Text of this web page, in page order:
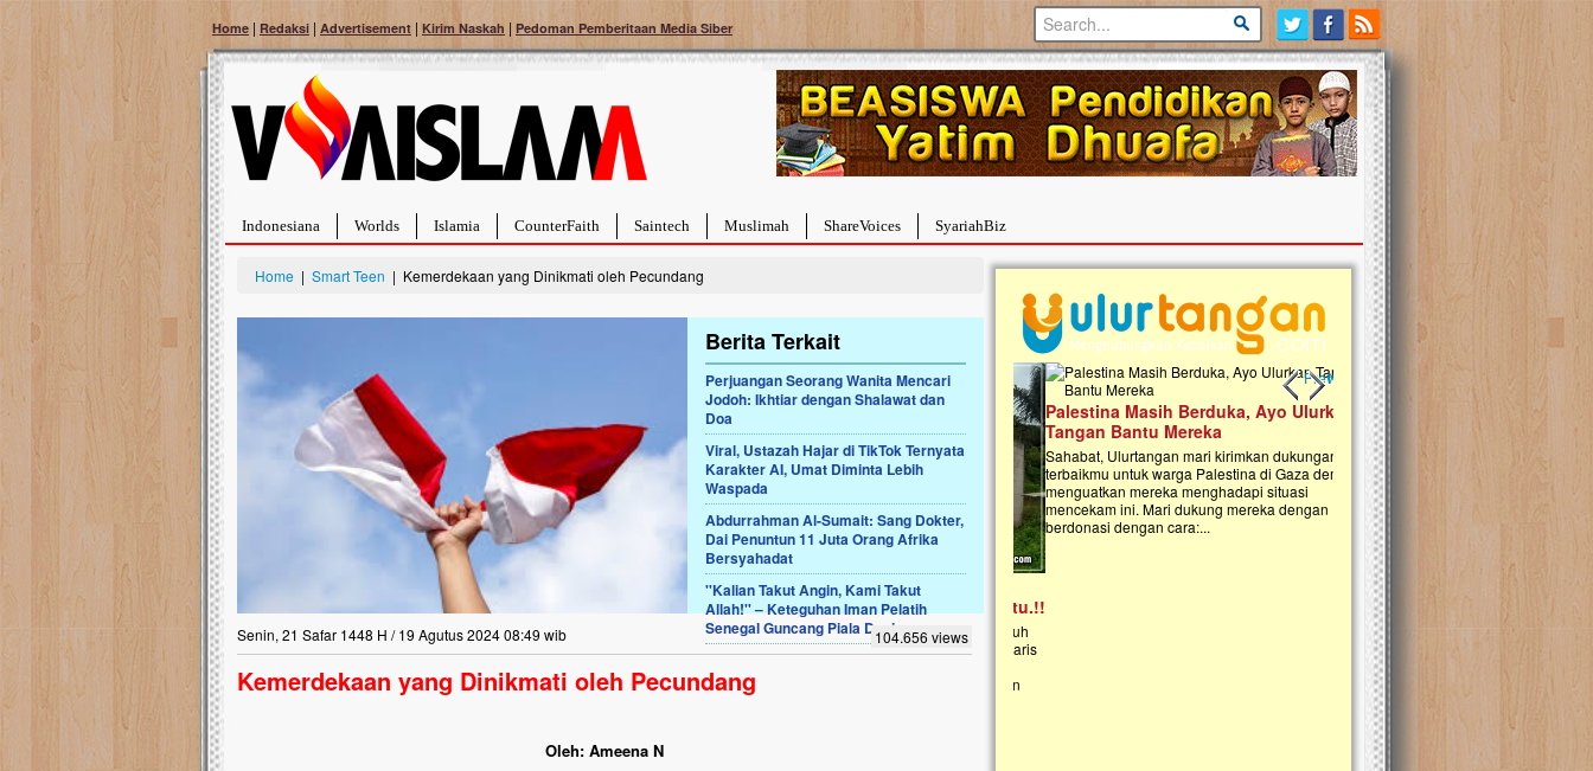
Home | Redaksi | Advertisement | Kirim Naskah | Pedoman Pemberitaan Media Siber
Indonesiana Worlds Islamia CounterFaith Saintech Muslimah ShareVoices SyariahBiz
Home | Smart Teen | Kemerdekaan yang Dinikmati oleh Pecundang
Berita Terkait
Perjuangan Seorang Wanita Mencari
Jodoh: Ikhtiar dengan Shalawat dan
Doa
Viral, Ustazah Hajar di TikTok Ternyata
Karakter AI, Umat Diminta Lebih
Waspada
Abdurrahman Al-Sumait: Sang Dokter,
Dai Penuntun 11 Juta Orang Afrika
Bersyahadat
''Kalian Takut Angin, Kami Takut
Allah!'' – Keteguhan Iman Pelatih
Senegal Guncang Piala Dunia
Senin, 21 Safar 1448 H / 19 Agutus 2024 08:49 wib 104.656 views
Kemerdekaan yang Dinikmati oleh Pecundang
Oleh: Ameena N
Previous slide
Next slide
Bantu Naura, Balita Hebat Sembuh Dari
Tumor Pembuluh Darah
Hidup Naura Salsabila dipenuhi dengan
rintangan yang sangat berat. Meskipun baru
berusia sepuluh bulan, bayi yang imut ini harus
menghadapi penyakit yang dahsyat, yaitu tumor
pembuluh darah berukuran...
Lima Tahun Mangkrak, Masjid di
Pelosok ini Mengenaskan. Ayo Bantu.!!
Nasib masjid di Kampung Cilumbu ini sungguh
mengenaskan. Lima tahun mangkrak, kini nyaris
berlumut, dan menghitam terpapar panas dan
Palestina Masih Berduka, Ayo Ulurkan
Tangan Bantu Mereka
Sahabat, Ulurtangan mari kirimkan dukungan
terbaikmu untuk warga Palestina di Gaza demi
menguatkan mereka menghadapi situasi
mencekam ini. Mari dukung mereka dengan
berdonasi dengan cara:...
Open Donasi Wakaf
Rumah Qur'an & TK Islam
Najjah di Jonggol
Saat ini, Ulurtangan bersama Yayasan
Najjahtul Islam Jonggol sedang merintis
pembangunan Rumah Qur’an dan
kanak Islam Terpadu (TKIT) An Najjah
Gedung Majelis Taklim di Jonggol,...